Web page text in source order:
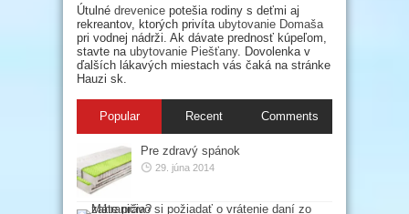
Útulné drevenice potešia rodiny s deťmi aj
rekreantov, ktorých privíta ubytovanie Domaša
pri vodnej nádrži. Ak dávate prednosť kúpeľom,
stavte na ubytovanie Piešťany. Dovolenka v
ďalších lákavých miestach vás čaká na stránke
Hauzi sk.
Popular Recent Comments
Pre zdravý spánok
29. júna 2014